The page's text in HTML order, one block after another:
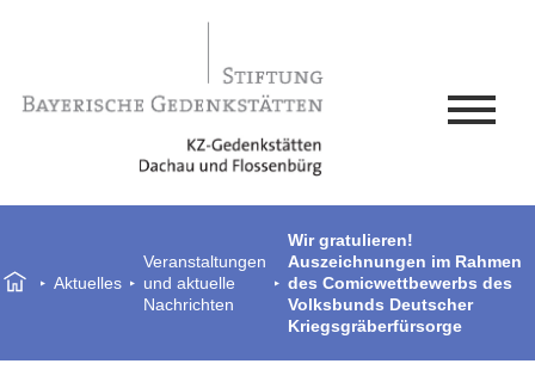
Aktuelles
Veranstaltungen
und aktuelle
Nachrichten
Wir gratulieren!
Auszeichnungen im Rahmen
des Comicwettbewerbs des
Volksbunds Deutscher
Kriegsgräberfürsorge